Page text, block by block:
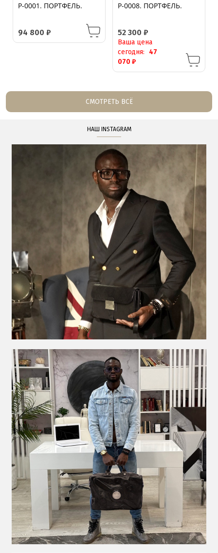
P-0001. ПОРТФЕЛЬ.
94 800₽
P-0008. ПОРТФЕЛЬ.
52 300 ₽
Ваша цена
сегодня:
47
070 ₽
СМОТРЕТЬ ВСЁ
НАШ INSTAGRAM